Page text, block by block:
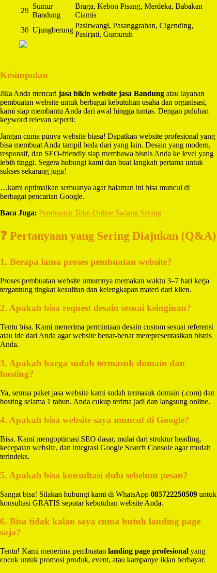
29
Sumur
Bandung
Braga, Kebon Pisang, Merdeka, Babakan
Ciamis
30 Ujungberung
Pasirwangi, Pasanggrahan, Cigending,
Pasirjati, Gumuruh
Kesimpulan
Jika Anda mencari jasa bikin website jasa Bandung atau layanan
pembuatan website untuk berbagai kebutuhan usaha dan organisasi,
kami siap membantu Anda dari awal hingga tuntas. Dengan puluhan
keyword relevan seperti:
Jangan cuma punya website biasa! Dapatkan website profesional yang
bisa membuat Anda tampil beda dari yang lain. Desain yang modern,
responsif, dan SEO-friendly siap membawa bisnis Anda ke level yang
lebih tinggi. Segera hubungi kami dan buat langkah pertama untuk
sukses sekarang juga!
…kami optimalkan semuanya agar halaman ini bisa muncul di
berbagai pencarian Google.
Baca Juga: Pembuatan Toko Online Sadang Serang
❓ Pertanyaan yang Sering Diajukan (Q&A)
1. Berapa lama proses pembuatan website?
Proses pembuatan website umumnya memakan waktu 3–7 hari kerja
tergantung tingkat kesulitan dan kelengkapan materi dari klien.
2. Apakah bisa request desain sesuai keinginan?
Tentu bisa. Kami menerima permintaan desain custom sesuai referensi
atau ide dari Anda agar website benar-benar merepresentasikan bisnis
Anda.
3. Apakah harga sudah termasuk domain dan
hosting?
Ya, semua paket jasa website kami sudah termasuk domain (.com) dan
hosting selama 1 tahun. Anda cukup terima jadi dan langsung online.
4. Apakah bisa website saya muncul di Google?
Bisa. Kami mengoptimasi SEO dasar, mulai dari struktur heading,
kecepatan website, dan integrasi Google Search Console agar mudah
terindeks.
5. Apakah bisa konsultasi dulu sebelum pesan?
Sangat bisa! Silakan hubungi kami di WhatsApp 085722250509 untuk
konsultasi GRATIS seputar kebutuhan website Anda.
6. Bisa tidak kalau saya cuma butuh landing page
saja?
Tentu! Kami menerima pembuatan landing page profesional yang
cocok untuk promosi produk, event, atau kampanye iklan berbayar.